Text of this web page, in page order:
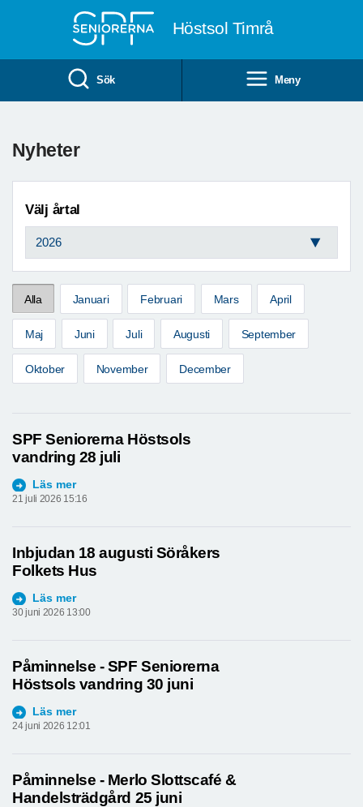
Höstsol Timrå
Sök Meny
Nyheter
Välj årtal
Alla Januari Februari Mars April
Maj Juni Juli Augusti September
Oktober November December
SPF Seniorerna Höstsols
vandring 28 juli
Läs mer
21 juli 2026 15:16
Inbjudan 18 augusti Söråkers
Folkets Hus
Läs mer
30 juni 2026 13:00
Påminnelse - SPF Seniorerna
Höstsols vandring 30 juni
Läs mer
24 juni 2026 12:01
Påminnelse - Merlo Slottscafé &
Handelsträdgård 25 juni